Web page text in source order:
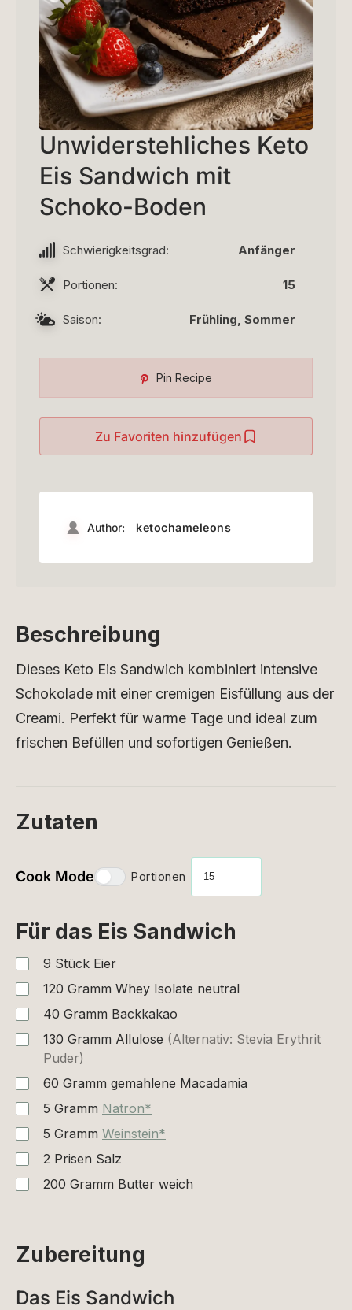
Unwiderstehliches Keto
Eis Sandwich mit
Schoko-Boden
Schwierigkeitsgrad: Anfänger
Portionen: 15
Saison: Frühling, Sommer
Pin Recipe
Zu Favoriten hinzufügen
Author: ketochameleons
Beschreibung
Dieses Keto Eis Sandwich kombiniert intensive
Schokolade mit einer cremigen Eisfüllung aus der
Creami. Perfekt für warme Tage und ideal zum
frischen Befüllen und sofortigen Genießen.
Zutaten
Cook Mode Portionen
Für das Eis Sandwich
9 Stück Eier
120 Gramm Whey Isolate neutral
40 Gramm Backkakao
130 Gramm Allulose (Alternativ: Stevia Erythrit
Puder)
60 Gramm gemahlene Macadamia
5 Gramm Natron*
5 Gramm Weinstein*
2 Prisen Salz
200 Gramm Butter weich
Zubereitung
Das Eis Sandwich